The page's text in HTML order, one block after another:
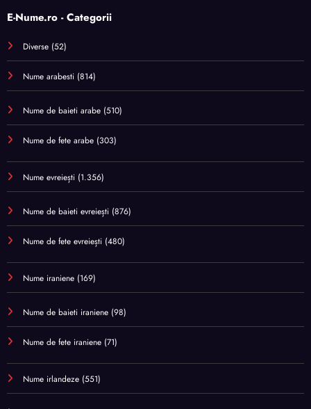
E-Nume.ro - Categorii
Diverse (52)
Nume arabesti (814)
Nume de baieti arabe (510)
Nume de fete arabe (303)
Nume evreiești (1.356)
Nume de baieti evreiești (876)
Nume de fete evreiești (480)
Nume iraniene (169)
Nume de baieti iraniene (98)
Nume de fete iraniene (71)
Nume irlandeze (551)